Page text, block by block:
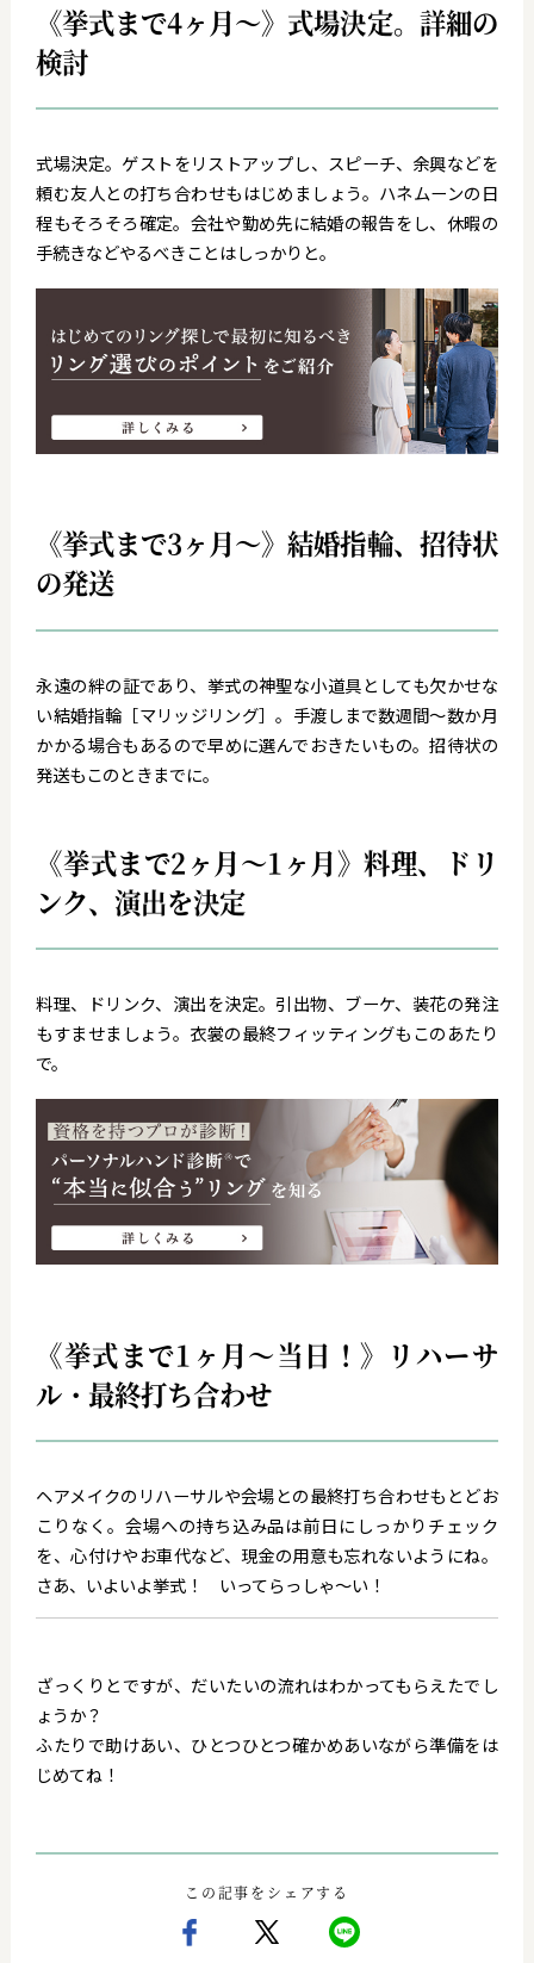
《挙式まで4ヶ月～》式場決定。詳細の
検討
式場決定。ゲストをリストアップし、スピーチ、余興などを
頼む友人との打ち合わせもはじめましょう。ハネムーンの日
程もそろそろ確定。会社や勤め先に結婚の報告をし、休暇の
手続きなどやるべきことはしっかりと。
《挙式まで3ヶ月～》結婚指輪、招待状
の発送
永遠の絆の証であり、挙式の神聖な小道具としても欠かせな
い結婚指輪［マリッジリング］。手渡しまで数週間～数か月
かかる場合もあるので早めに選んでおきたいもの。招待状の
発送もこのときまでに。
《挙式まで2ヶ月～1ヶ月》料理、ドリ
ンク、演出を決定
料理、ドリンク、演出を決定。引出物、ブーケ、装花の発注
もすませましょう。衣裳の最終フィッティングもこのあたり
で。
《挙式まで1ヶ月～当日！》リハーサ
ル・最終打ち合わせ
ヘアメイクのリハーサルや会場との最終打ち合わせもとどお
こりなく。会場への持ち込み品は前日にしっかりチェック
を、心付けやお車代など、現金の用意も忘れないようにね。
さあ、いよいよ挙式！ いってらっしゃ～い！
ざっくりとですが、だいたいの流れはわかってもらえたでし
ょうか？
ふたりで助けあい、ひとつひとつ確かめあいながら準備をは
じめてね！
この記事をシェアする